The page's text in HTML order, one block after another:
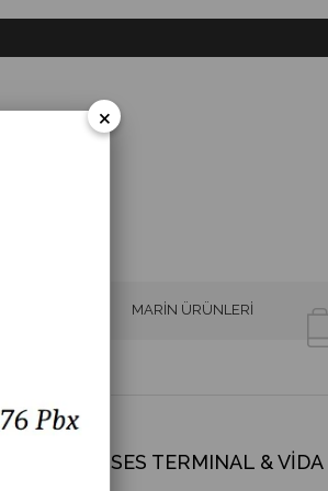
MARİN ÜRÜNLERİ
KESİK SES TERMINAL & VİDA
×